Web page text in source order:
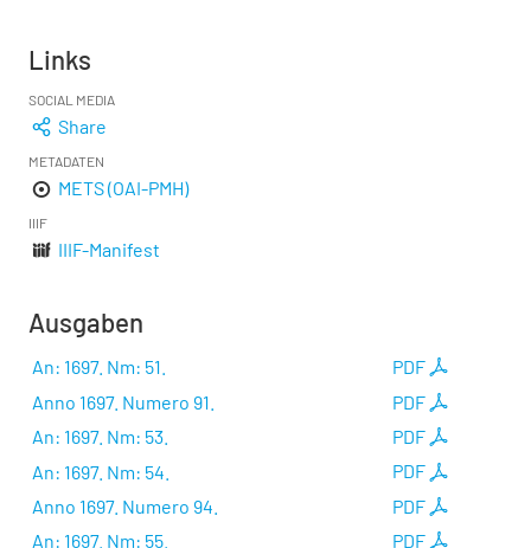
Links
SOCIAL MEDIA
Share
METADATEN
METS (OAI-PMH)
IIIF
IIIF-Manifest
Ausgaben
PDF
An: 1697. Nm: 51.
PDF
Anno 1697. Numero 91.
PDF
An: 1697. Nm: 53.
PDF
An: 1697. Nm: 54.
PDF
Anno 1697. Numero 94.
PDF
An: 1697. Nm: 55.